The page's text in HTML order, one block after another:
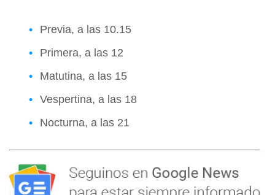
Previa, a las 10.15
Primera, a las 12
Matutina, a las 15
Vespertina, a las 18
Nocturna, a las 21